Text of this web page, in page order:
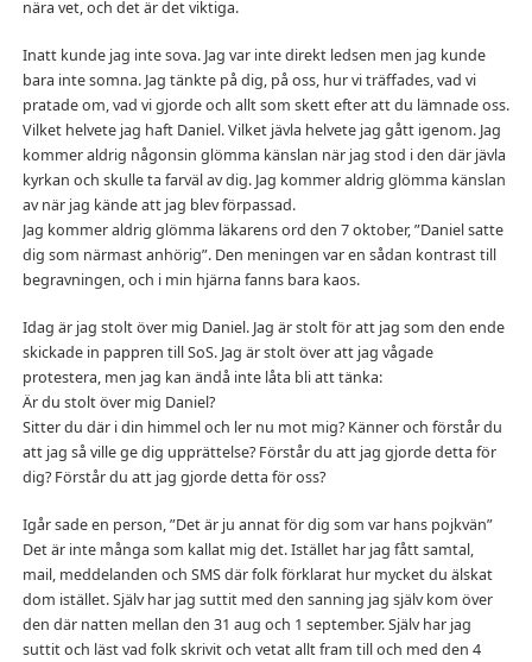
nära vet, och det är det viktiga.
Inatt kunde jag inte sova. Jag var inte direkt ledsen men jag kunde
bara inte somna. Jag tänkte på dig, på oss, hur vi träffades, vad vi
pratade om, vad vi gjorde och allt som skett efter att du lämnade oss.
Vilket helvete jag haft Daniel. Vilket jävla helvete jag gått igenom. Jag
kommer aldrig någonsin glömma känslan när jag stod i den där jävla
kyrkan och skulle ta farväl av dig. Jag kommer aldrig glömma känslan
av när jag kände att jag blev förpassad.
Jag kommer aldrig glömma läkarens ord den 7 oktober, ”Daniel satte
dig som närmast anhörig”. Den meningen var en sådan kontrast till
begravningen, och i min hjärna fanns bara kaos.
Idag är jag stolt över mig Daniel. Jag är stolt för att jag som den ende
skickade in pappren till SoS. Jag är stolt över att jag vågade
protestera, men jag kan ändå inte låta bli att tänka:
Är du stolt över mig Daniel?
Sitter du där i din himmel och ler nu mot mig? Känner och förstår du
att jag så ville ge dig upprättelse? Förstår du att jag gjorde detta för
dig? Förstår du att jag gjorde detta för oss?
Igår sade en person, ”Det är ju annat för dig som var hans pojkvän”
Det är inte många som kallat mig det. Istället har jag fått samtal,
mail, meddelanden och SMS där folk förklarat hur mycket du älskat
dom istället. Själv har jag suttit med den sanning jag själv kom över
den där natten mellan den 31 aug och 1 september. Själv har jag
suttit och läst vad folk skrivit och vetat allt fram till och med den 4